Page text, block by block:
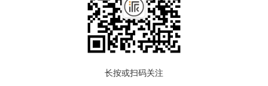
长按或扫码关注